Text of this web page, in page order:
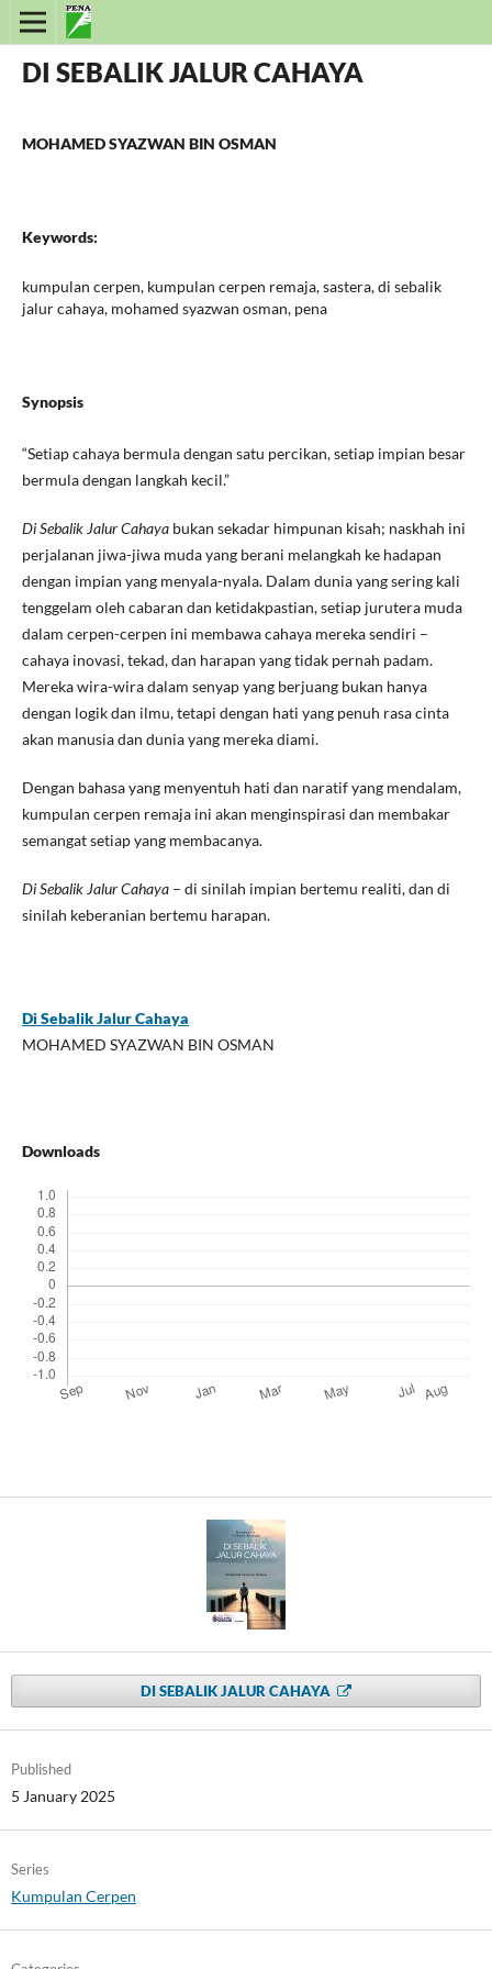
DI SEBALIK JALUR CAHAYA
MOHAMED SYAZWAN BIN OSMAN
Keywords:
kumpulan cerpen, kumpulan cerpen remaja, sastera, di sebalik
jalur cahaya, mohamed syazwan osman, pena
Synopsis
“Setiap cahaya bermula dengan satu percikan, setiap impian besar
bermula dengan langkah kecil.”
Di Sebalik Jalur Cahaya bukan sekadar himpunan kisah; naskhah ini
perjalanan jiwa-jiwa muda yang berani melangkah ke hadapan
dengan impian yang menyala-nyala. Dalam dunia yang sering kali
tenggelam oleh cabaran dan ketidakpastian, setiap jurutera muda
dalam cerpen-cerpen ini membawa cahaya mereka sendiri –
cahaya inovasi, tekad, dan harapan yang tidak pernah padam.
Mereka wira-wira dalam senyap yang berjuang bukan hanya
dengan logik dan ilmu, tetapi dengan hati yang penuh rasa cinta
akan manusia dan dunia yang mereka diami.
Dengan bahasa yang menyentuh hati dan naratif yang mendalam,
kumpulan cerpen remaja ini akan menginspirasi dan membakar
semangat setiap yang membacanya.
Di Sebalik Jalur Cahaya– di sinilah impian bertemu realiti, dan di
sinilah keberanian bertemu harapan.
Di Sebalik Jalur Cahaya
MOHAMED SYAZWAN BIN OSMAN
Downloads
DI SEBALIK JALUR CAHAYA
Published
5 January 2025
Series
Kumpulan Cerpen